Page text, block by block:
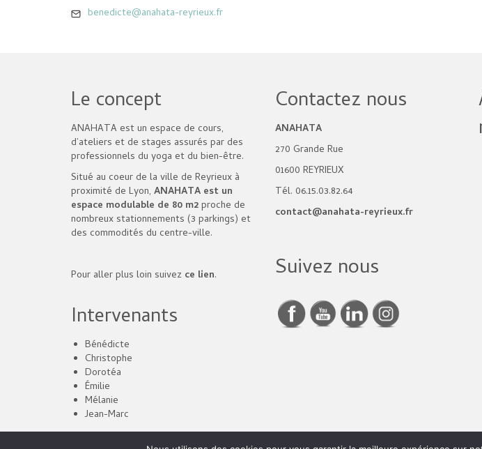
benedicte@anahata-reyrieux.fr
Le concept
ANAHATA est un espace de cours,
d’ateliers et de stages assurés par des
professionnels du yoga et du bien-être.
Situé au coeur de la ville de Reyrieux à
proximité de Lyon, ANAHATA est un
espace modulable de 80 m2proche de
nombreux stationnements (3 parkings) et
des commodités du centre-ville.
Pour aller plus loin suivez ce lien.
Intervenants
Bénédicte
Christophe
Dorotéa
Émilie
Mélanie
Jean-Marc
Contactez nous
ANAHATA
270 Grande Rue
01600 REYRIEUX
Tél. 06.15.03.82.64
contact@anahata-reyrieux.fr
Suivez nous